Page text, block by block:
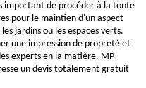
important de procéder à la tonte
pour le maintien d'un aspect
jardins ou les espaces verts.
une impression de propreté et
experts en la matière. MP
un devis totalement gratuit